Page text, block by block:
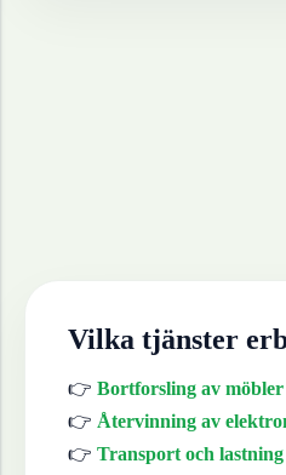
Vilka tjänster
👉 Bortforsling av möbler
👉 Återvinning av
👉 Transport och lastning